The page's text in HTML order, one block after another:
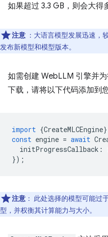
如果超过 3.3 GB，则会大得
注意 ：大语言模型发展迅速，
发布新模型和模型版本。
如需创建 WebLLM 引擎并
下载，请将以下代码添加到
import {CreateMLCEngine}
const engine = await
initProgressCallback :
});
注意 ： 此处选择的模型可能过
型，并权衡其计算能力与大小。